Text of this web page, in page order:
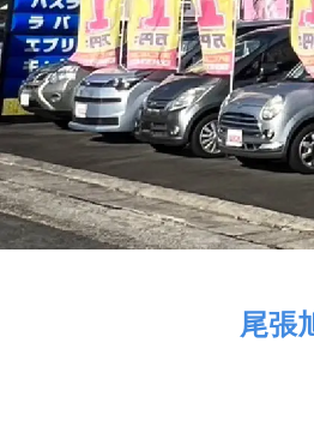
尾張